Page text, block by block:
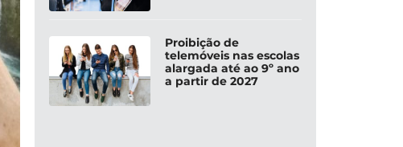
Proibição de
telemóveis nas escolas
alargada até ao 9º ano
a partir de 2027